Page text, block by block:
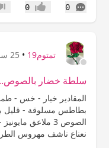
0
التعليقات إعجاب0
تمتوم19 • 25 سنة
سلطة خضار
المقادير خيار - خس -
بطاطس مسلوقة - قليل
نعناع ناشف مهروس